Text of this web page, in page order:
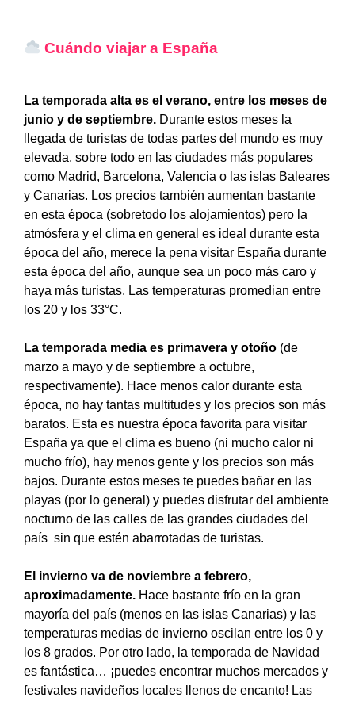
Cuándo viajar a España
La temporada alta es el verano, entre los meses de
junio y de septiembre. Durante estos meses la
llegada de turistas de todas partes del mundo es muy
elevada, sobre todo en las ciudades más populares
como Madrid, Barcelona, Valencia o las islas Baleares
y Canarias. Los precios también aumentan bastante
en esta época (sobretodo los alojamientos) pero la
atmósfera y el clima en general es ideal durante esta
época del año, merece la pena visitar España durante
esta época del año, aunque sea un poco más caro y
haya más turistas. Las temperaturas promedian entre
los 20 y los 33°C.
La temporada media es primavera y otoño (de
marzo a mayo y de septiembre a octubre,
respectivamente). Hace menos calor durante esta
época, no hay tantas multitudes y los precios son más
baratos. Esta es nuestra época favorita para visitar
España ya que el clima es bueno (ni mucho calor ni
mucho frío), hay menos gente y los precios son más
bajos. Durante estos meses te puedes bañar en las
playas (por lo general) y puedes disfrutar del ambiente
nocturno de las calles de las grandes ciudades del
país sin que estén abarrotadas de turistas.
El invierno va de noviembre a febrero,
aproximadamente. Hace bastante frío en la gran
mayoría del país (menos en las islas Canarias) y las
temperaturas medias de invierno oscilan entre los 0 y
los 8 grados. Por otro lado, la temporada de Navidad
es fantástica… ¡puedes encontrar muchos mercados y
festivales navideños locales llenos de encanto! Las